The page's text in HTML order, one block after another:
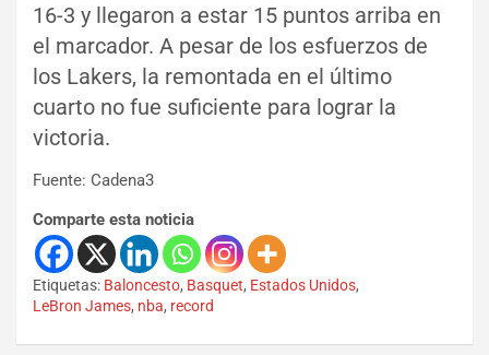
16-3 y llegaron a estar 15 puntos arriba en
el marcador. A pesar de los esfuerzos de
los Lakers, la remontada en el último
cuarto no fue suficiente para lograr la
victoria.
Fuente: Cadena3
Comparte esta noticia
Etiquetas: Baloncesto, Basquet, Estados Unidos,
LeBron James, nba, record